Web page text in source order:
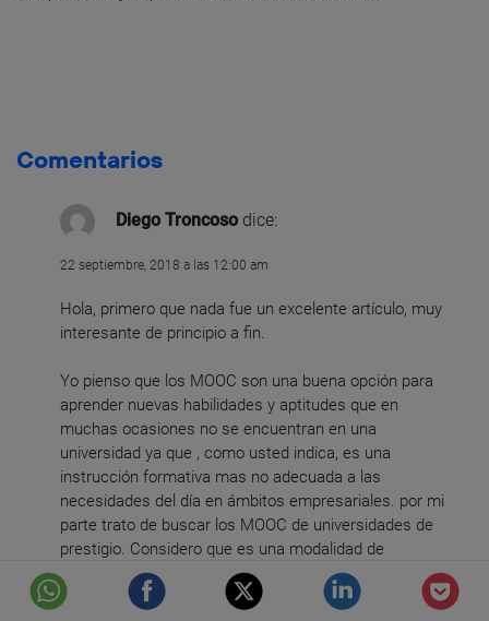
Comentarios
Diego Troncoso dice:
22 septiembre, 2018 a las 12:00 am
Hola, primero que nada fue un excelente artículo, muy
interesante de principio a fin.
Yo pienso que los MOOC son una buena opción para
aprender nuevas habilidades y aptitudes que en
muchas ocasiones no se encuentran en una
universidad ya que , como usted indica, es una
instrucción formativa mas no adecuada a las
necesidades del día en ámbitos empresariales. por mi
parte trato de buscar los MOOC de universidades de
prestigio. Considero que es una modalidad de
aprendizaje que llego para quedarse y que en un futuro
no muy lejano tendrán la validez ante las instituciones